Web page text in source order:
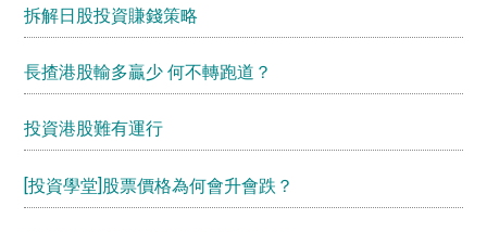
拆解日股投資賺錢策略
長揸港股輸多贏少 何不轉跑道？
投資港股難有運行
[投資學堂]股票價格為何會升會跌？